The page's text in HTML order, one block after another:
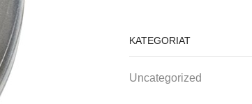
KATEGORIAT
Uncategorized